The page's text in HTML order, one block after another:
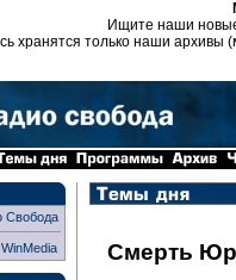
Ищите наши
хранятся только наши архивы
Свобода
WinMedia Смерть